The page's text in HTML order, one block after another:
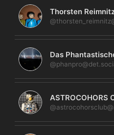
Thorsten
Das
ASTROCOHORS